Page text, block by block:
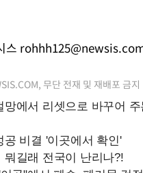
스
무단 전재 및 재배포 금지